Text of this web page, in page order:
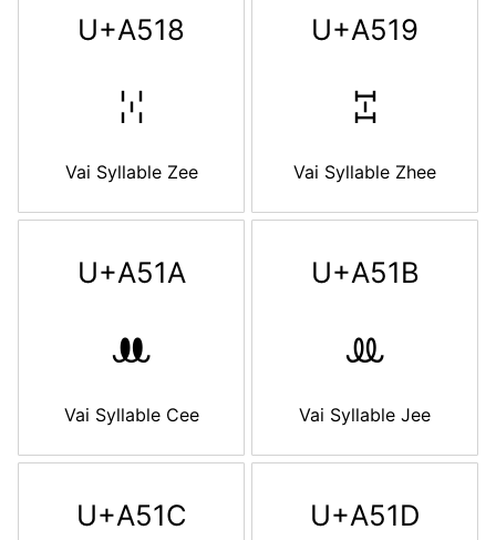
U+A518
ꔘ
Vai Syllable Zee
U+A519
ꔙ
Vai Syllable Zhee
U+A51A
ꔚ
Vai Syllable Cee
U+A51B
ꔛ
Vai Syllable Jee
U+A51C U+A51D